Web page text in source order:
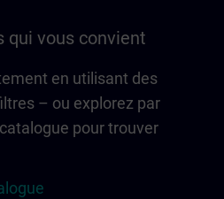
qui vous convient
en utilisant des
– ou explorez par
pour trouver